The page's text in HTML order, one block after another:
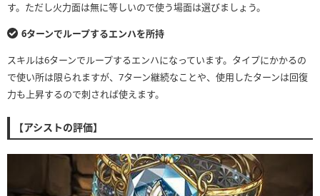
す。ただし火力面は無に等しいので使う場面は選びましょう。
6ターンでループするエンハを所持
スキルは6ターンでループするエンハになっています。タイプにかかるの
で使い所は限られますが、7ターン継続なことや、使用したターンは回復
力も上昇するので刺されば使えます。
【アシストの評価】